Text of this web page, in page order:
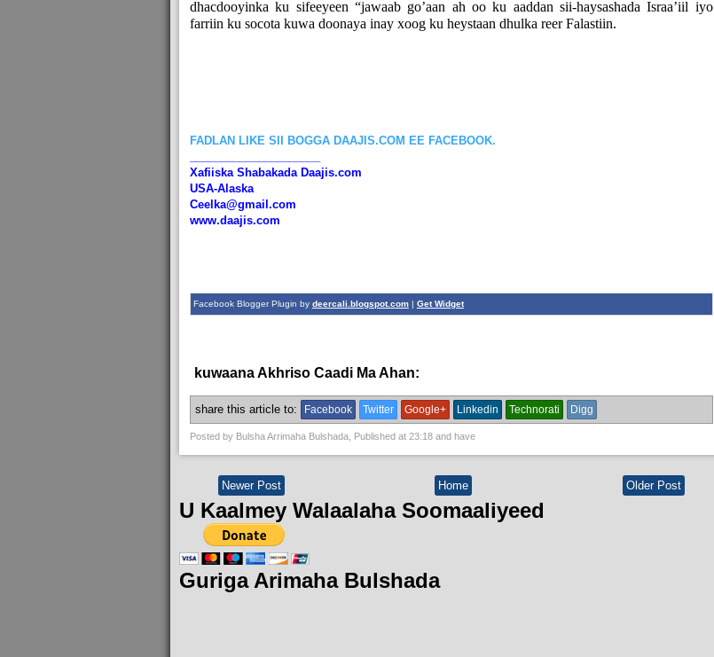
dhacdooyinka ku sifeeyeen “jawaab go’aan ah oo ku aaddan sii-haysashada Israa’iil iyo
farriin ku socota kuwa doonaya inay xoog ku heystaan dhulka reer Falastiin.
FADLAN LIKE SII BOGGA DAAJIS.COM EE FACEBOOK.
Xafiiska Shabakada Daajis.com
USA-Alaska
Ceelka@gmail.com
www.daajis.com
Facebook Blogger Plugin by deercali.blogspot.com| Get Widget
kuwaana Akhriso Caadi Ma Ahan:
share this article to: Facebook Twitter Google+ Linkedin Technorati Digg
Posted by Bulsha Arrimaha Bulshada, Published at 23:18and have
Newer Post Older Post
Home
U Kaalmey Walaalaha Soomaaliyeed
Guriga Arimaha Bulshada